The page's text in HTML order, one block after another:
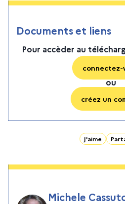
Documents et liens
Pour accèder au
connectez-
ou
créez un
J'aime
Michele